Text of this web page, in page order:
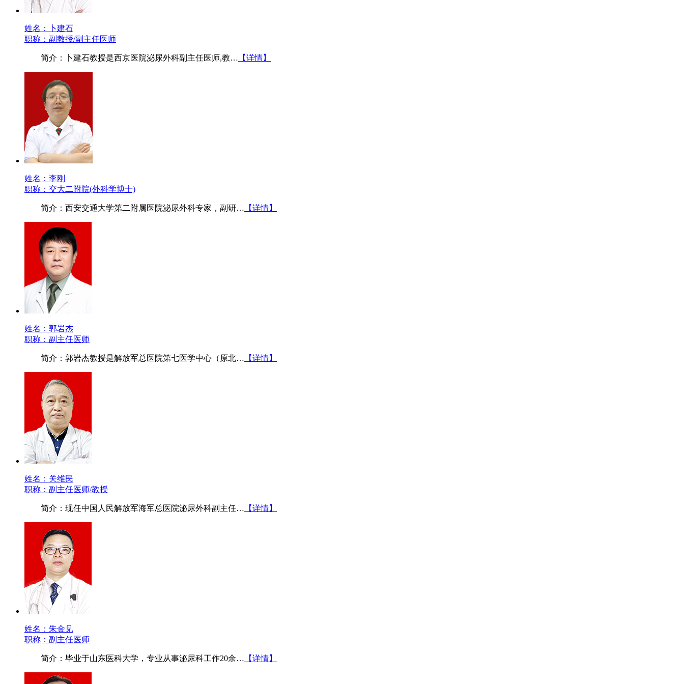
姓名：卜建石
职称：副教授/副主任医师
简介：卜建石教授是西京医院泌尿外科副主任医师,教… 【详情】
姓名：李刚
职称：交大二附院(外科学博士)
简介：西安交通大学第二附属医院泌尿外科专家，副研… 【详情】
姓名：郭岩杰
职称：副主任医师
简介：郭岩杰教授是解放军总医院第七医学中心（原北… 【详情】
姓名：关维民
职称：副主任医师/教授
简介：现任中国人民解放军海军总医院泌尿外科副主任… 【详情】
姓名：朱金见
职称：副主任医师
简介：毕业于山东医科大学，专业从事泌尿科工作20余… 【详情】